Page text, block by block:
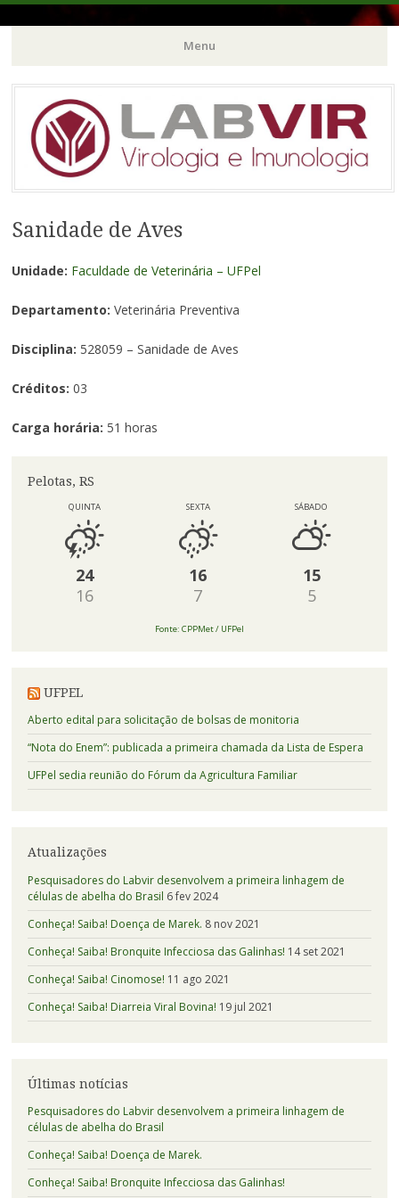
Menu
Pular
para
conteúdo
Sanidade de Aves
Unidade: Faculdade de Veterinária – UFPel
Departamento: Veterinária Preventiva
Disciplina: 528059 – Sanidade de Aves
Créditos: 03
Carga horária: 51 horas
Pelotas, RS
QUINTA
24
16
SEXTA
16
7
SÁBADO
15
5
Fonte: CPPMet / UFPel
UFPEL
Aberto edital para solicitação de bolsas de monitoria
“Nota do Enem”: publicada a primeira chamada da Lista de Espera
UFPel sedia reunião do Fórum da Agricultura Familiar
Atualizações
Pesquisadores do Labvir desenvolvem a primeira linhagem de
células de abelha do Brasil 6 fev 2024
Conheça! Saiba! Doença de Marek. 8 nov 2021
Conheça! Saiba! Bronquite Infecciosa das Galinhas! 14 set 2021
Conheça! Saiba! Cinomose! 11 ago 2021
Conheça! Saiba! Diarreia Viral Bovina! 19 jul 2021
Últimas notícias
Pesquisadores do Labvir desenvolvem a primeira linhagem de
células de abelha do Brasil
Conheça! Saiba! Doença de Marek.
Conheça! Saiba! Bronquite Infecciosa das Galinhas!